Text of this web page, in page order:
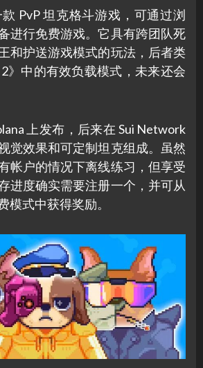
款 PvP 坦克格斗游戏，可通过浏
进行免费游戏。它具有跨团队死
和护送游戏模式的玩法，后者类
》中的有效负载模式，未来还会
上发布，后来在 Sui Network
觉效果和可定制坦克组成。虽然
帐户的情况下离线练习，但享受
进度确实需要注册一个，并可从
模式中获得奖励。